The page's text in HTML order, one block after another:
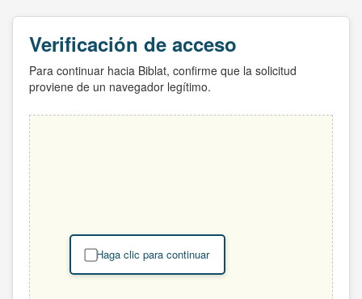
Verificación de acceso
Para continuar hacia Biblat, confirme que la solicitud
proviene de un navegador legítimo.
Haga clic para continuar